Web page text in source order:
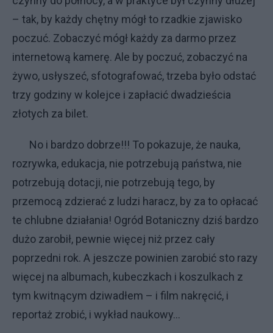
– tak, by każdy chętny mógł to rzadkie zjawisko
poczuć. Zobaczyć mógł każdy za darmo przez
internetową kamerę. Ale by poczuć, zobaczyć na
żywo, usłyszeć, sfotografować, trzeba było odstać
trzy godziny w kolejce i zapłacić dwadzieścia
złotych za bilet.
No i bardzo dobrze!!! To pokazuje, że nauka,
rozrywka, edukacja, nie potrzebują państwa, nie
potrzebują dotacji, nie potrzebują tego, by
przemocą zdzierać z ludzi haracz, by za to opłacać
te chlubne działania! Ogród Botaniczny dziś bardzo
dużo zarobił, pewnie więcej niż przez cały
poprzedni rok. A jeszcze powinien zarobić sto razy
więcej na albumach, kubeczkach i koszulkach z
tym kwitnącym dziwadłem – i film nakręcić, i
reportaż zrobić, i wykład naukowy…